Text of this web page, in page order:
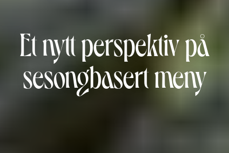
Et nytt perspektiv på
sesongbasert meny